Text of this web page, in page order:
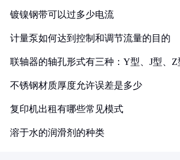
镀镍钢带可以过多少电流
计量泵如何达到控制和调节流量的目的
联轴器的轴孔形式有三种：Y型、J型、Z
不锈钢材质厚度允许误差是多少
复印机出租有哪些常见模式
溶于水的润滑剂的种类